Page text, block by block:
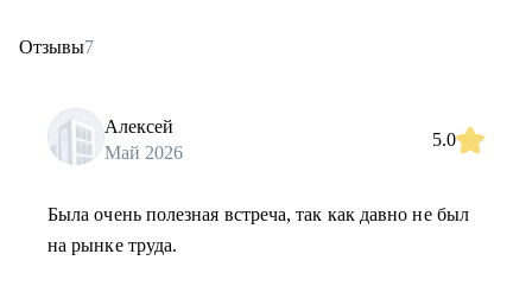
Отзывы7
Алексей
Май 2026
5.0
Была очень полезная встреча, так как давно не был
на рынке труда.